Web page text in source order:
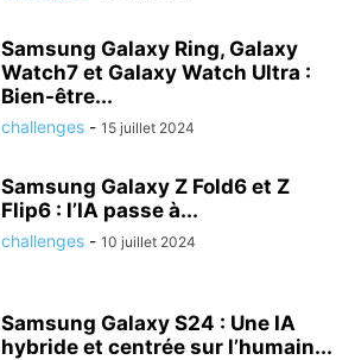
Samsung Galaxy Ring, Galaxy
Watch7 et Galaxy Watch Ultra :
Bien-être...
challenges - 15 juillet 2024
Samsung Galaxy Z Fold6 et Z
Flip6 : l’IA passe à...
challenges - 10 juillet 2024
Samsung Galaxy S24 : Une IA
hybride et centrée sur l’humain...